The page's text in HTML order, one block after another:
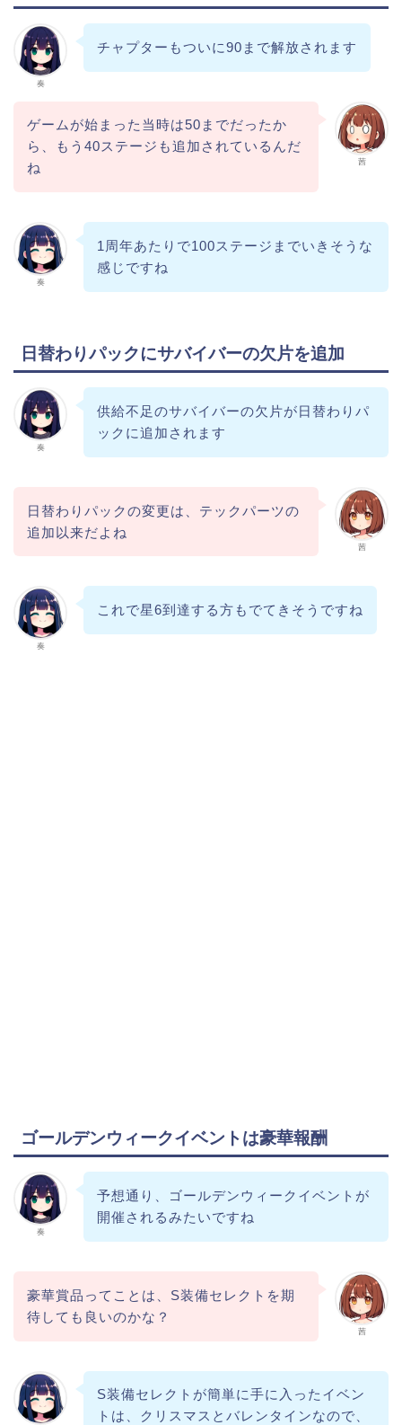
奏
チャプターもついに90まで解放されます
茜
ゲームが始まった当時は50までだったか
ら、もう40ステージも追加されているんだ
ね
奏
1周年あたりで100ステージまでいきそうな
感じですね
日替わりパックにサバイバーの欠片を追加
奏
供給不足のサバイバーの欠片が日替わりパ
ックに追加されます
茜
日替わりパックの変更は、テックパーツの
追加以来だよね
奏
これで星6到達する方もでてきそうですね
ゴールデンウィークイベントは豪華報酬
奏
予想通り、ゴールデンウィークイベントが
開催されるみたいですね
茜
豪華賞品ってことは、S装備セレクトを期
待しても良いのかな？
S装備セレクトが簡単に手に入ったイベン
トは、クリスマスとバレンタインなので、